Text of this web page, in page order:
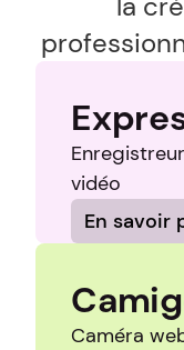
vidéo
En savoir
Caméra